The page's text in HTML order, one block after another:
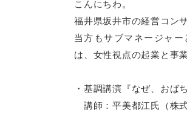
こんにちわ。
福井県坂井市の経営コン
当方もサブマネージャ
は、女性視点の起業と事
・基調講演『なぜ、おば
講師：平美都江氏（株